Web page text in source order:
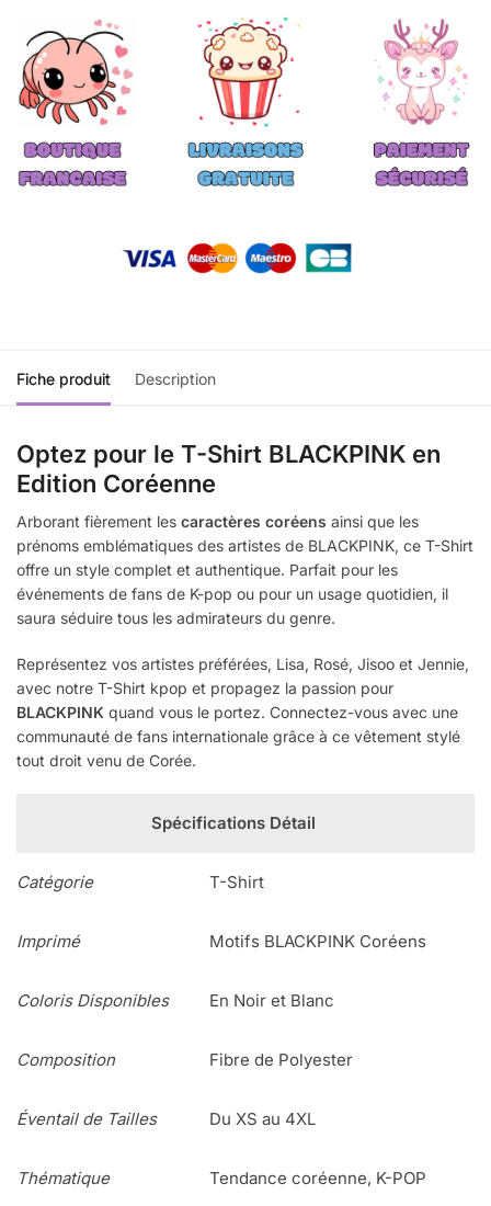
Fiche produit Description
Optez pour le T-Shirt BLACKPINK en
Edition Coréenne
Arborant fièrement les caractères coréens ainsi que les
prénoms emblématiques des artistes de BLACKPINK, ce T-Shirt
offre un style complet et authentique. Parfait pour les
événements de fans de K-pop ou pour un usage quotidien, il
saura séduire tous les admirateurs du genre.
Représentez vos artistes préférées, Lisa, Rosé, Jisoo et Jennie,
avec notre T-Shirt kpop et propagez la passion pour
BLACKPINK quand vous le portez. Connectez-vous avec une
communauté de fans internationale grâce à ce vêtement stylé
tout droit venu de Corée.
Spécifications Détail
Catégorie T-Shirt
Imprimé Motifs BLACKPINK Coréens
Coloris Disponibles En Noir et Blanc
Composition Fibre de Polyester
Éventail de Tailles Du XS au 4XL
Thématique Tendance coréenne, K-POP